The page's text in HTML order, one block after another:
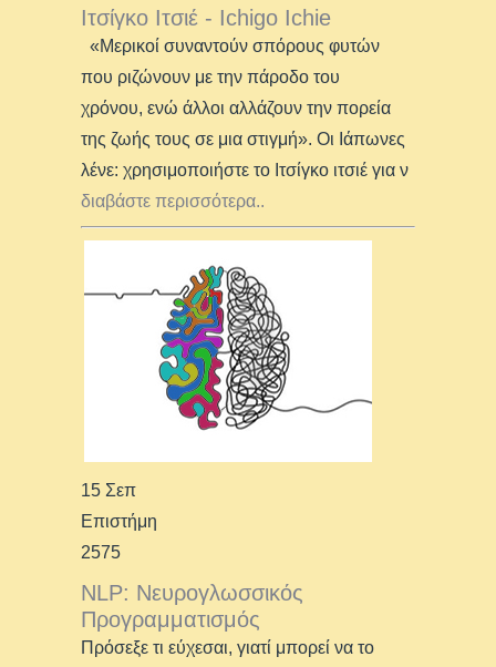
Ιτσίγκο Ιτσιέ - Ichigo Ichie
«Μερικοί συναντούν σπόρους φυτών
που ριζώνουν με την πάροδο του
χρόνου, ενώ άλλοι αλλάζουν την πορεία
της ζωής τους σε μια στιγμή». Οι Ιάπωνες
λένε: χρησιμοποιήστε το Ιτσίγκο ιτσιέ για ν
διαβάστε περισσότερα..
15 Σεπ
Επιστήμη
2575
NLP: Νευρογλωσσικός
Προγραμματισμός
Πρόσεξε τι εύχεσαι, γιατί μπορεί να το